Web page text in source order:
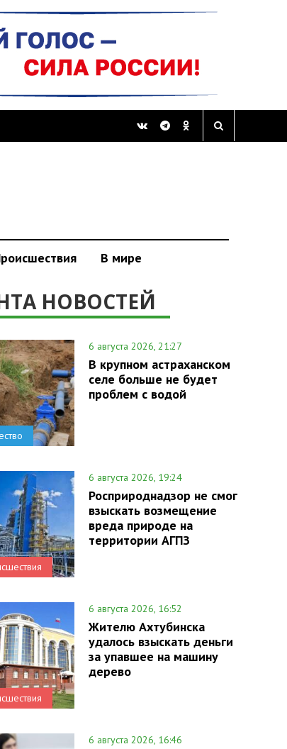
В мире
НОВОСТЕЙ
6 августа 2026, 21:27
В крупном астраханском
селе больше не будет
проблем с водой
6 августа 2026, 19:24
Росприроднадзор не смог
взыскать возмещение
вреда природе на
территории АГПЗ
6 августа 2026, 16:52
Жителю Ахтубинска
удалось взыскать деньги
за упавшее на машину
дерево
6 августа 2026, 16:46